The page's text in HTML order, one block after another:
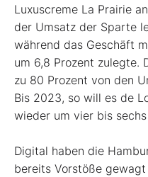
Luxuscreme La Prairie
der Umsatz der Sparte
während das Geschäft
um 6,8 Prozent zulegte.
zu 80 Prozent von den
Bis 2023, so will es de
wieder um vier bis
Digital haben die
bereits Vorstöße